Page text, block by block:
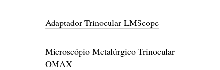
Adaptador Trinocular LMScope
Microscópio Metalúrgico Trinocular
OMAX